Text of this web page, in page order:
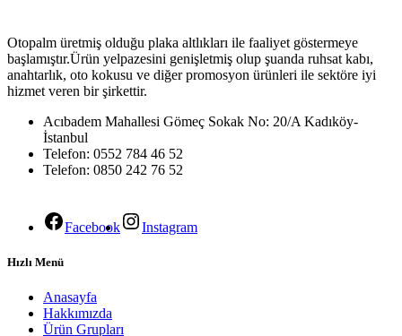
Otopalm üretmiş olduğu plaka altlıkları ile faaliyet göstermeye
başlamıştır.Ürün yelpazesini genişletmiş olup şuanda ruhsat kabı,
anahtarlık, oto kokusu ve diğer promosyon ürünleri ile sektöre iyi
hizmet veren bir şirkettir.
Acıbadem Mahallesi Gömeç Sokak No: 20/A Kadıköy-
İstanbul
Telefon: 0552 784 46 52
Telefon: 0850 242 76 52
Facebook Instagram
Hızlı Menü
Anasayfa
Hakkımızda
Ürün Grupları